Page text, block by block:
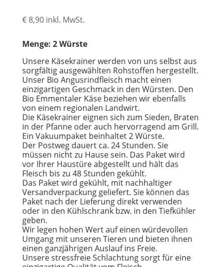
€8,90 inkl. MwSt.
Menge: 2 Würste
Unsere Käsekrainer werden von uns selbst aus
sorgfältig ausgewählten Rohstoffen hergestellt.
Unser Bio Angusrindfleisch macht einen
einzigartigen Geschmack in den Würsten. Den
Bio Emmentaler Käse beziehen wir ebenfalls
von einem regionalen Landwirt.
Die Käsekrainer eignen sich zum Sieden, Braten
in der Pfanne oder auch hervorragend am Grill.
Ein Vakuumpaket beinhaltet 2 Würste.
Der Postweg dauert ca. 24 Stunden. Sie
müssen nicht zu Hause sein. Das Paket wird
vor Ihrer Haustüre abgestellt und hält das
Fleisch bis zu 48 Stunden gekühlt.
Das Paket wird gekühlt, mit nachhaltiger
Versandverpackung geliefert. Sie können das
Paket nach der Lieferung direkt verwenden
oder in den Kühlschrank bzw. in den Tiefkühler
geben.
Wir legen hohen Wert auf einen würdevollen
Umgang mit unseren Tieren und bieten ihnen
einen ganzjährigen Auslauf ins Freie.
Unsere stressfreie Schlachtung sorgt für eine